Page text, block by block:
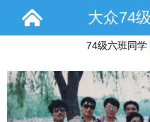
大众74
74级六班同学